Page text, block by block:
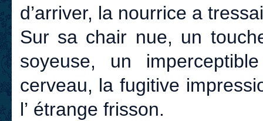
d’arriver, la nourrice a
Sur sa chair nue, un
soyeuse, un
cerveau, la fugitive
l’ étrange frisson.